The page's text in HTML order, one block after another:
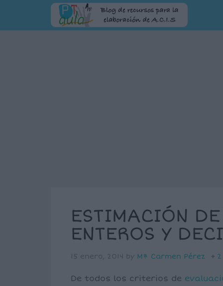
ESTIMACIÓN DE
ENTEROS Y
15 enero, 2014 by Mª Carmen Pérez
De todos los criterios de